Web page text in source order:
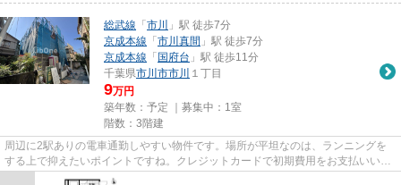
総武線 「 市川
」駅 徒歩7分
京成本線 「 市川真間 」駅 徒歩7分
京成本線 「 国府台 」駅 徒歩11分
千葉県市川市市川 １丁目
9万円
築年数：予定 ｜募集中： 1室
階数：3階建
周辺に2駅ありの電車通勤しやすい物件です。場所が平坦なのは、ランニングを
する上で抑えたいポイントですね。クレジットカードで初期費用をお支払いいた
だける物件です。こちらの物件...